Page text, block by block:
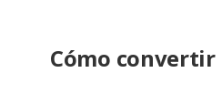
Cómo convertir